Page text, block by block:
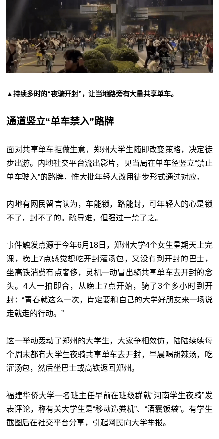
▲持续多时的“夜骑开封”，让当地路旁有大量共享单车。
通道竖立“单车禁入”路牌
面对共享单车拒做生意，郑州大学生随即改变策略，决定徒
步出游。内地社交平台流出影片，见当局在单车径竖立“禁止
单车驶入”的路牌，惟大批年轻人改用徒步形式通过对应。
内地有网民留言认为，车能锁，路能封，可年轻人的心是锁
不了，封不了的。疏导难，但强过一禁了之。
事件触发点源于今年6月18日，郑州大学4个女生星期天上完
课，晚上7点感觉想吃开封灌汤包，又没有到开封的巴士，
坐高铁消费有点奢侈，灵机一动冒出骑共享单车去开封的念
头。4人一拍即合，从晚上7点开始，骑了3个多小时到开
封：“青春就这么一次，肯定要和自己的大学好朋友来一场说
走就走的行动。”
这一举动轰动了郑州的大学生，大家争相效仿，陆陆续续每
个周末都有大学生夜骑共享单车去开封，早晨喝胡辣汤，吃
灌汤包，然后坐巴士或高铁返回郑州。
福建华侨大学一名班主任早前在班级群就“河南学生夜骑”发
表评论，称有关大学生是“移动造粪机”、“酒囊饭袋”。有学生
截图后在社交平台分享，引起网民向大学举报。